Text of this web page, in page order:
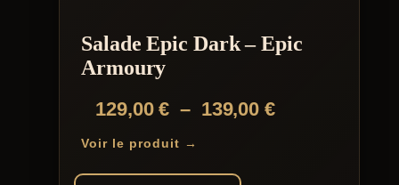
Salade Epic Dark – Epic
Armoury
129,00€ – 139,00€Plage
Voir le produit →